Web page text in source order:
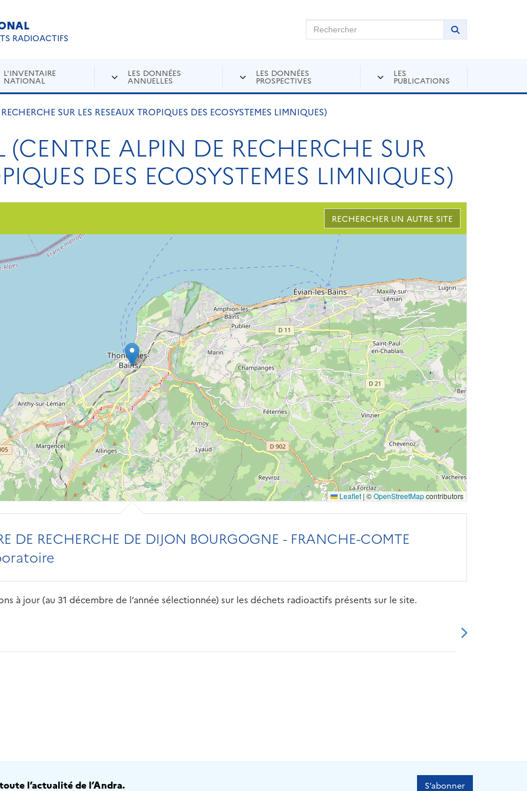
RADIOACTIFS
Rechercher sur Andra Inventaire Rechercher
Lancer la
L'INVENTAIRE
NATIONAL
LES DONNÉES
ANNUELLES
LES DONNÉES
PROSPECTIVES
LES
PUBLICATIONS
SUR LES RESEAUX TROPIQUES DES ECOSYSTEMES LIMNIQUES)
(CENTRE ALPIN DE RECHERCHE SUR
DES ECOSYSTEMES LIMNIQUES)
RECHERCHER UN AUTRE SITE
Leaflet | ©OpenStreetMapcontributors
DE RECHERCHE DE DIJON BOURGOGNE - FRANCHE-COMTE
à jour (au 31 décembre de l’année sélectionnée) sur les déchets radioactifs présents sur le site.
l’actualité de l’Andra. S’abonner